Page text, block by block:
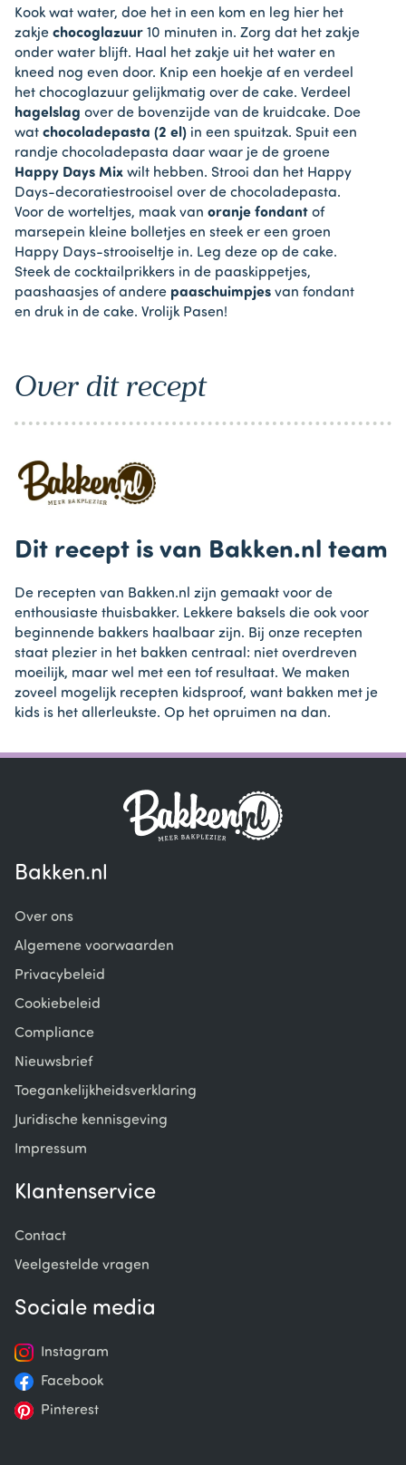
Kook wat water, doe het in een kom en leg hier het
zakje chocoglazuur 10 minuten in. Zorg dat het zakje
onder water blijft. Haal het zakje uit het water en
kneed nog even door. Knip een hoekje af en verdeel
het chocoglazuur gelijkmatig over de cake. Verdeel
hagelslag over de bovenzijde van de kruidcake. Doe
wat chocoladepasta (2 el) in een spuitzak. Spuit een
randje chocoladepasta daar waar je de groene
Happy Days Mix wilt hebben. Strooi dan het Happy
Days-decoratiestrooisel over de chocoladepasta.
Voor de worteltjes, maak van oranje fondant of
marsepein kleine bolletjes en steek er een groen
Happy Days-strooiseltje in. Leg deze op de cake.
Steek de cocktailprikkers in de paaskippetjes,
paashaasjes of andere paaschuimpjes van fondant
en druk in de cake. Vrolijk Pasen!
Over dit recept
Dit recept is van Bakken.nl team
De recepten van Bakken.nl zijn gemaakt voor de
enthousiaste thuisbakker. Lekkere baksels die ook voor
beginnende bakkers haalbaar zijn. Bij onze recepten
staat plezier in het bakken centraal: niet overdreven
moeilijk, maar wel met een tof resultaat. We maken
zoveel mogelijk recepten kidsproof, want bakken met je
kids is het allerleukste. Op het opruimen na dan.
Bakken.nl
Over ons
Algemene voorwaarden
Privacybeleid
Cookiebeleid
Compliance
Nieuwsbrief
Toegankelijkheidsverklaring
Juridische kennisgeving
Impressum
Klantenservice
Contact
Veelgestelde vragen
Sociale media
Instagram
Facebook
Pinterest